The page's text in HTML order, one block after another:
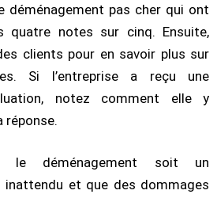
déménagement pas cher qui ont
quatre notes sur cinq. Ensuite,
clients pour en savoir plus sur
Si l’entreprise a reçu une
notez comment elle y
réponse.
le déménagement soit un
inattendu et que des dommages